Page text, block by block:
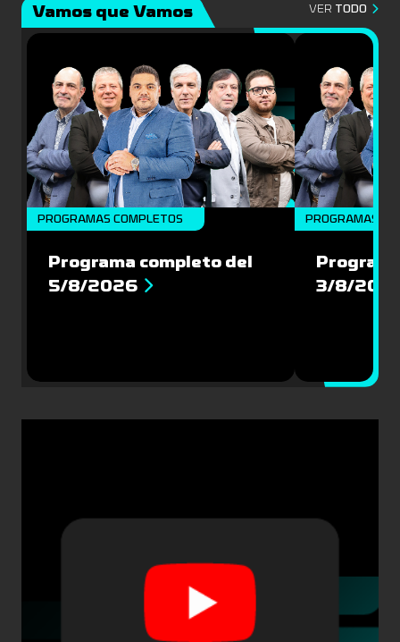
Vamos que Vamos VER TODO
PROGRAMAS COMPLETOS
Programa completo del
5/8/2026
PROGRAMAS
3/8/